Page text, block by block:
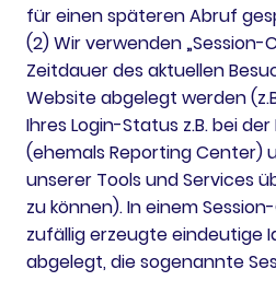
für einen späteren Abruf
(2) Wir verwenden „Session-
Zeitdauer des aktuellen
Website abgelegt werden
Ihres Login-Status z.B. bei
(ehemals Reporting Center)
unserer Tools und Services
zu können). In einem
zufällig erzeugte eindeutige
abgelegt, die sogenannte